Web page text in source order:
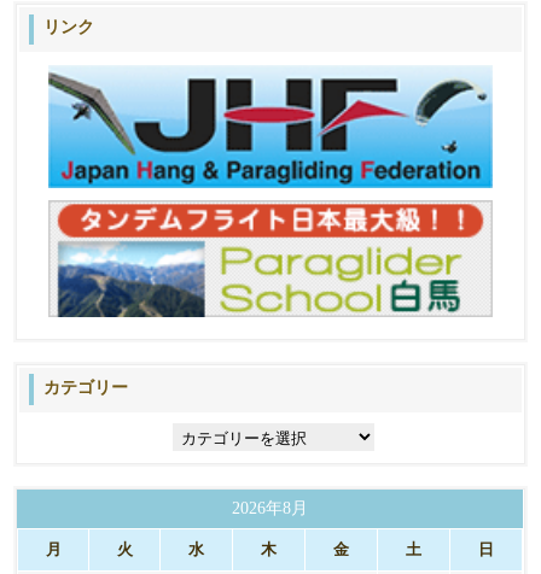
リンク
カテゴリー
ー
2026年8月
月 火 水 木 金 土 日